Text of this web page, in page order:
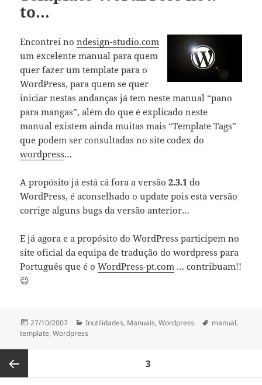
to…
Encontrei nondesign-studio.com
um excelente manual para quem
quer fazer um template para o
WordPress, para quem se quer
iniciar nestas andanças já tem neste manual “pano
para mangas”, além do que é explicado neste
manual existem ainda muitas mais “Template Tags”
que podem ser consultadas no site codex do
wordpress…
A propósito já está cá fora a versão 2.3.1do
WordPress, é aconselhado o update pois esta versão
corrige alguns bugs da versão anterior…
E já agora e a propósito do WordPress participem no
site oficial da equipa de tradução do wordpress para
Português que é oWordPress-pt.com … contribuam!!
😉
Publicado
a
27/10/2007 Categorias
Inutilidades, Manuais,Wordpress Etiquetas
manual,
template,Wordpress
dos
PÁGINA3